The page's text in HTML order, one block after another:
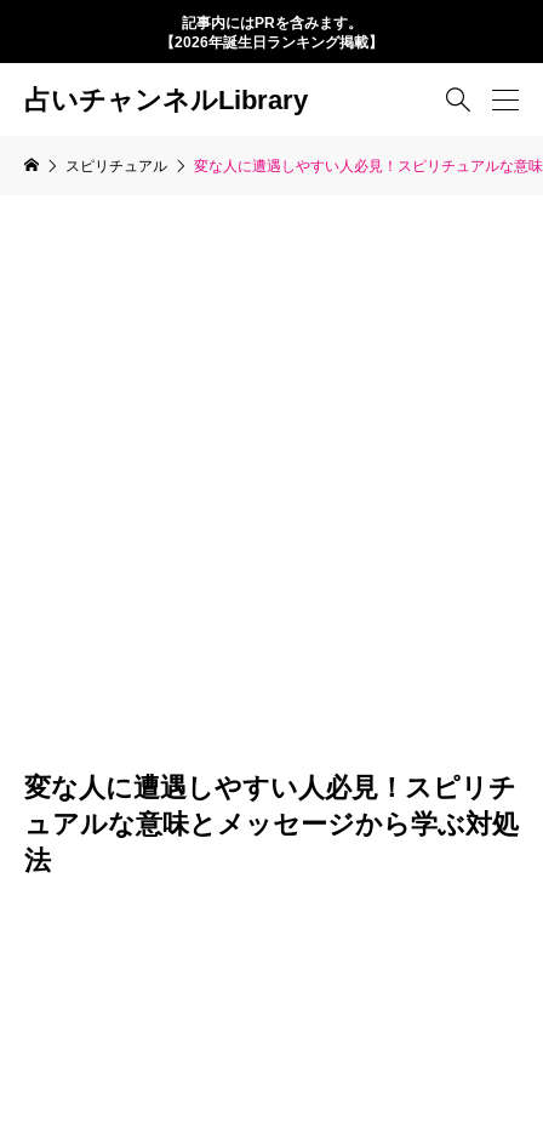
記事内にはPRを含みます。
【2026年誕生日ランキング掲載】
占いチャンネルLibrary 
スピリチュアル 変な人に遭遇しやすい人必見！スピリチュアルな意
変な人に遭遇しやすい人必見！スピリチ
ュアルな意味とメッセージから学ぶ対処
法